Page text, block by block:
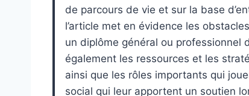
de parcours de vie et sur la base
l’article met en évidence les
un diplôme général ou professionnel
également les ressources et les
ainsi que les rôles importants qui
social qui leur apportent un soutien